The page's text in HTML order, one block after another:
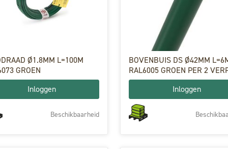
Ø1.8MM L=100M
GROEN
Inloggen
Beschikbaarheid
BOVENBUIS DS Ø42MM
RAL6005 GROEN PER 2
Inloggen